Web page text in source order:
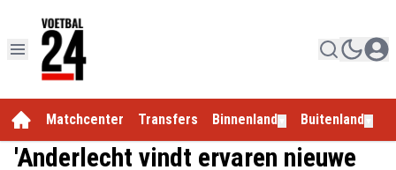
Matchcenter Transfers Binnenland Buitenland
'Anderlecht vindt ervaren nieuwe